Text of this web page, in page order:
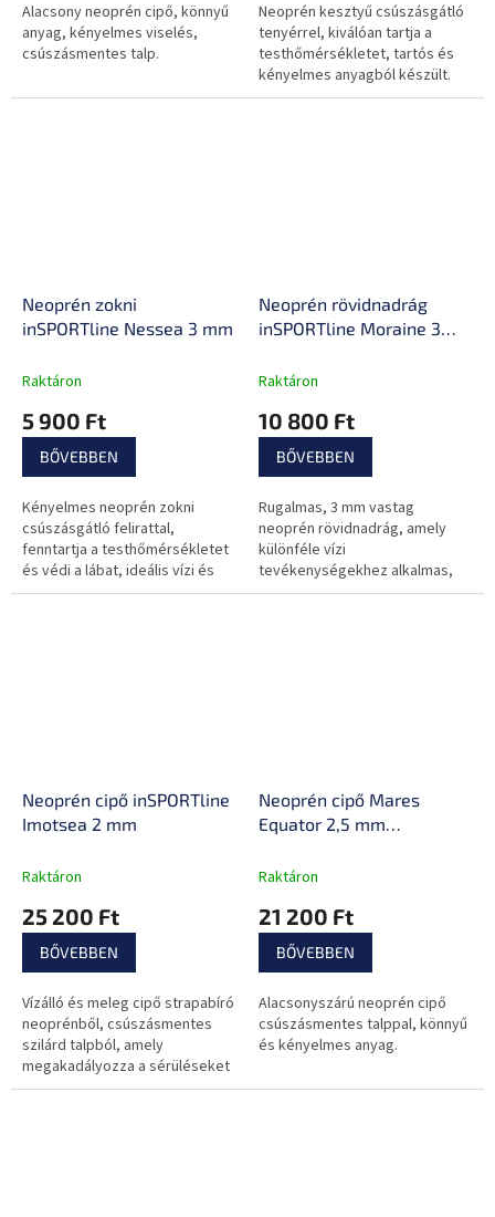
Alacsony neoprén cipő, könnyű
anyag, kényelmes viselés,
csúszásmentes talp.
Neoprén kesztyű csúszásgátló
tenyérrel, kiválóan tartja a
testhőmérsékletet, tartós és
kényelmes anyagból készült.
Neoprén zokni
inSPORTline Nessea 3 mm
Raktáron
5 900 Ft
BŐVEBBEN
Kényelmes neoprén zokni
csúszásgátló felirattal,
fenntartja a testhőmérsékletet
és védi a lábat, ideális vízi és
strandolási tevékenységekhez.
Neoprén rövidnadrág
inSPORTline Moraine 3
Raktáron
10 800 Ft
BŐVEBBEN
Rugalmas, 3 mm vastag
neoprén rövidnadrág, amely
különféle vízi
tevékenységekhez alkalmas,
védi a testet a hidegtől és
Neoprén cipő inSPORTline
Imotsea 2 mm
Raktáron
25 200 Ft
BŐVEBBEN
Vízálló és meleg cipő strapabíró
neoprénből, csúszásmentes
szilárd talpból, amely
megakadályozza a sérüléseket
éles tárgyakra való rálépéskor.
Neoprén cipő Mares
Equator 2,5 mm
Raktáron
21 200 Ft
BŐVEBBEN
Alacsonyszárú neoprén cipő
csúszásmentes talppal, könnyű
és kényelmes anyag.